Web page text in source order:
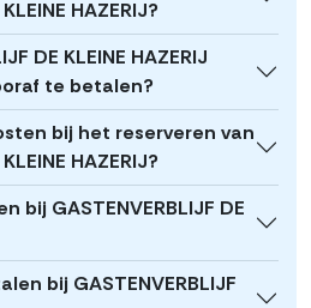
HAZERIJ?
DE KLEINE HAZERIJ
te betalen?
bij het reserveren van
HAZERIJ?
bij GASTENVERBLIJF DE
bij GASTENVERBLIJF